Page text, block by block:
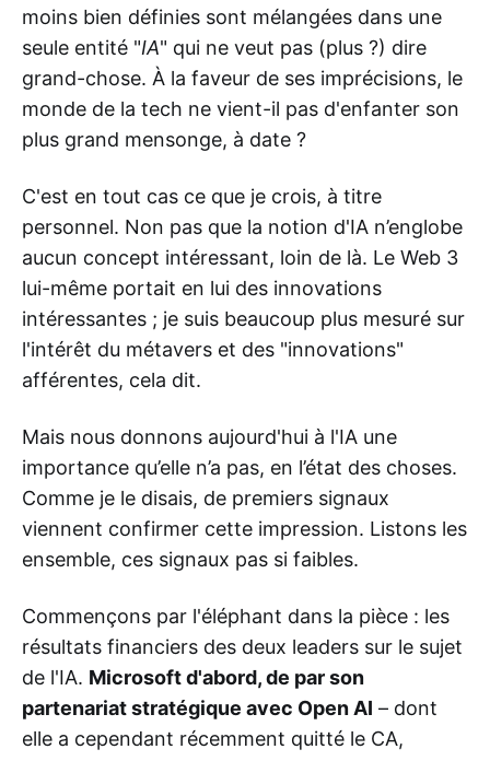
moins bien définies sont mélangées dans une
seule entité "IA" qui ne veut pas (plus ?) dire
grand-chose. À la faveur de ses imprécisions, le
monde de la tech ne vient-il pas d'enfanter son
plus grand mensonge, à date ?
C'est en tout cas ce que je crois, à titre
personnel. Non pas que la notion d'IA n’englobe
aucun concept intéressant, loin de là. Le Web 3
lui-même portait en lui des innovations
intéressantes ; je suis beaucoup plus mesuré sur
l'intérêt du métavers et des "innovations"
afférentes, cela dit.
Mais nous donnons aujourd'hui à l'IA une
importance qu’elle n’a pas, en l’état des choses.
Comme je le disais, de premiers signaux
viennent confirmer cette impression. Listons les
ensemble, ces signaux pas si faibles.
Commençons par l'éléphant dans la pièce : les
résultats financiers des deux leaders sur le sujet
de l'IA. Microsoft d'abord, de par son
partenariat stratégique avec Open AI – dont
elle a cependant récemment quitté le CA,